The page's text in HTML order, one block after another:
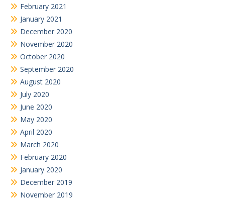
February 2021
January 2021
December 2020
November 2020
October 2020
September 2020
August 2020
July 2020
June 2020
May 2020
April 2020
March 2020
February 2020
January 2020
December 2019
November 2019